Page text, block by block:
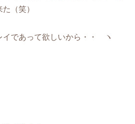
た（笑）
であって欲しいから・・ ヽ